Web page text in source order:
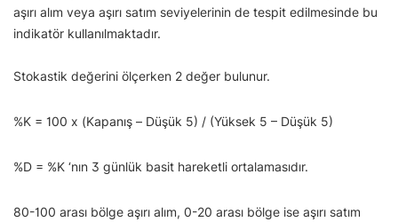
aşırı alım veya aşırı satım seviyelerinin de tespit edilmesinde bu
indikatör kullanılmaktadır.
Stokastik değerini ölçerken 2 değer bulunur.
%K = 100 x (Kapanış – Düşük 5) / (Yüksek 5 – Düşük 5)
%D = %K ‘nın 3 günlük basit hareketli ortalamasıdır.
80-100 arası bölge aşırı alım, 0-20 arası bölge ise aşırı satım